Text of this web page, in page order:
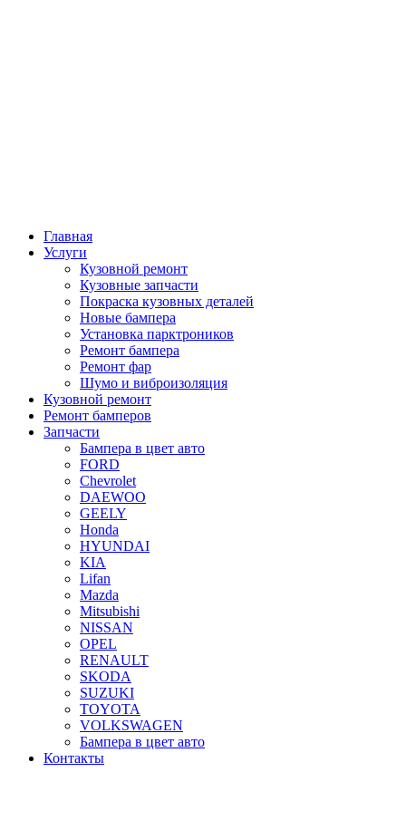
Главная
Услуги
Кузовной ремонт
Кузовные запчасти
Покраска кузовных деталей
Новые бампера
Установка парктроников
Ремонт бампера
Ремонт фар
Шумо и виброизоляция
Кузовной ремонт
Ремонт бамперов
Запчасти
Бампера в цвет авто
FORD
Chevrolet
DAEWOO
GEELY
Honda
HYUNDAI
KIA
Lifan
Mazda
Mitsubishi
NISSAN
OPEL
RENAULT
SKODA
SUZUKI
TOYOTA
VOLKSWAGEN
Бампера в цвет авто
Контакты